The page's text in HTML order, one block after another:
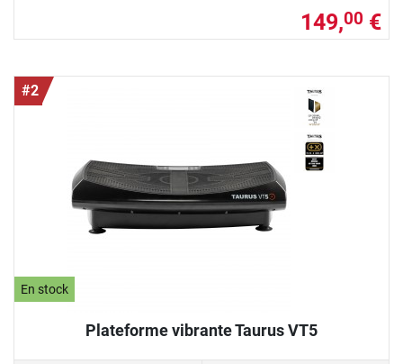
149,00 €
#2
En stock
Plateforme vibrante Taurus VT5